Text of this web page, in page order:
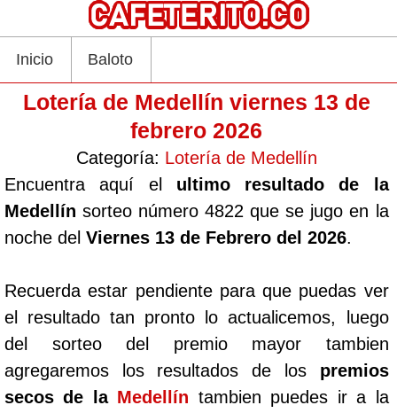
Inicio Baloto
Lotería de Medellín viernes 13 de
febrero 2026
Categoría: Lotería de Medellín
Encuentra aquí el ultimo resultado de la
Medellín sorteo número 4822 que se jugo en la
noche del Viernes 13 de Febrero del 2026.
Recuerda estar pendiente para que puedas ver
el resultado tan pronto lo actualicemos, luego
del sorteo del premio mayor tambien
agregaremos los resultados de los premios
secos de la Medellín tambien puedes ir a la